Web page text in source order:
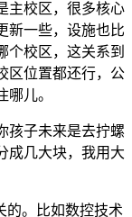
主校区，很多核心
新一些，设施也比
个校区，这关系到
区位置都还行，公
儿。
孩子未来是去拧螺
成几大块，我用大
的。比如数控技术